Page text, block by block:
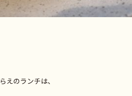
えのランチは、